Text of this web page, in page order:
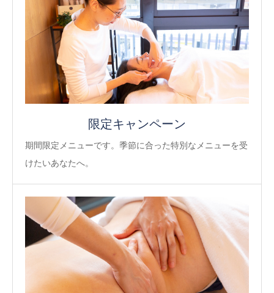
限定キャンペーン
期間限定メニューです。季節に合った特別なメニューを受
けたいあなたへ。